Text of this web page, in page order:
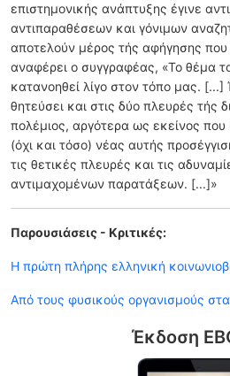
επιστημονικής ανάπτυξης έγινε
αντιπαραθέσεων και γόνιμων
αποτελούν μέρος τής αφήγησης που
αναφέρει ο συγγραφέας, «Το θέμα
κατανοηθεί λίγο στον τόπο μας.
θητεύσει και στις δύο πλευρές τής
πολέμιος, αργότερα ως εκείνος που
(όχι και τόσο) νέας αυτής
τις θετικές πλευρές και τις
αντιμαχομένων παρατάξεων. [...]»
Παρουσιάσεις - Κριτικές:
Η πρώτη πλήρης ελληνική
Από τους φυσικούς οργανισμούς
Έκδοση